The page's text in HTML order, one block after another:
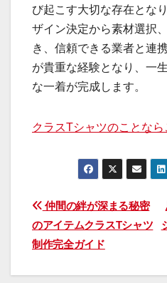
び起こす大切な存在とな
ザイン決定から素材選択
き、信頼できる業者と連
が貴重な経験となり、一
な一着が完成します。
クラスTシャツのことなら
投
稿
ナ
仲間の絆が深まる秘密
のアイテムクラスTシャツ
制作完全ガイド